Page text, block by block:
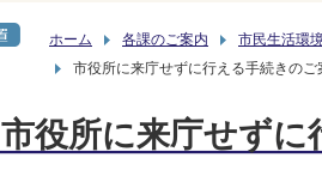
ホーム 各課のご案内 市民生活環
市役所に来庁せずに行える手続きのご
市役所に来庁せずに